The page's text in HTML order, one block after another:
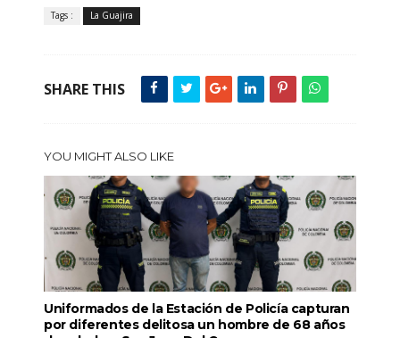
Tags : La Guajira
SHARE THIS
YOU MIGHT ALSO LIKE
Uniformados de la Estación de Policía capturan
por diferentes delitosa un hombre de 68 años